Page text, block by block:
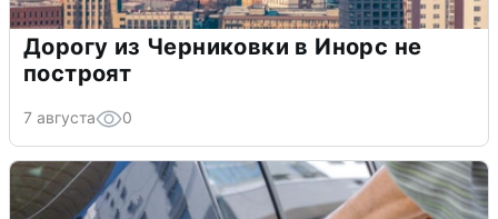
Дорогу из Черниковки в Инорс не
построят
7 августа 0